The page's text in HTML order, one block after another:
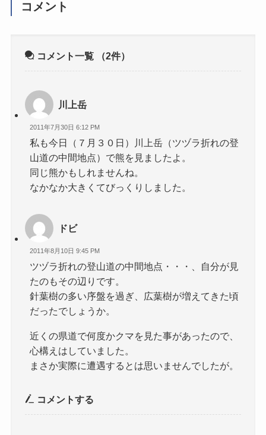
コメント
コメント一覧 （2件）
川上岳
2011年7月30日 6:12 PM
私も今日（７月３０日）川上岳（ツヅラ折れの登
山道の中間地点）で熊を見ましたよ。
同じ熊かもしれませんね。
なかなか大きくてびっくりしました。
ドビ
2011年8月10日 9:45 PM
ツヅラ折れの登山道の中間地点・・・、自分が見
たのもその辺りです。
針葉樹の多い序盤を過ぎ、広葉樹が増えてきた頃
だったでしょうか。
近くの県道で何度かクマを見た事があったので、
心構えはしていました。
まさか実際に遭遇するとは思いませんでしたが。
コメントする